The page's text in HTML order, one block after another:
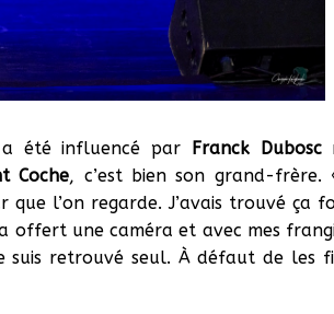
été influencé par Franck Dubosc
Coche, c’est bien son grand-
l’on regarde. J’avais trouvé ça
une caméra et avec mes
retrouvé seul. À défaut de les